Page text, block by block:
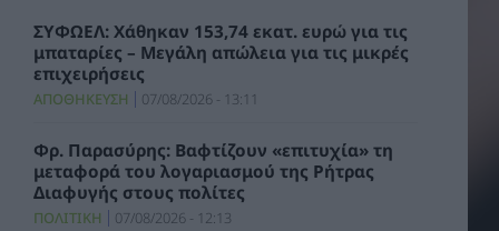
ΣΥΦΩΕΛ: Χάθηκαν 153,74 εκατ. ευρώ για τις
μπαταρίες – Μεγάλη απώλεια για τις μικρές
επιχειρήσεις
ΑΠΟΘΗΚΕΥΣΗ 07/08/2026 - 13:11
Φρ. Παρασύρης: Βαφτίζουν «επιτυχία» τη
μεταφορά του λογαριασμού της Ρήτρας
Διαφυγής στους πολίτες
ΠΟΛΙΤΙΚΗ 07/08/2026 - 12:13